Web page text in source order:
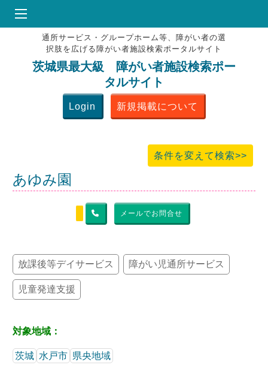
HOME
♥お気にりブックマーク
掲載会員MENU
よくある質問
通所サービス・グループホーム等、障がい者の選
択肢を広げる障がい者施設検索ポータルサイト
茨城県最大級 障がい者施設検索ポー
タルサイト
Login 新規掲載について
条件を変えて検索>>
あゆみ園
メールでお問合せ
放課後等デイサービス 障がい児通所サービス
児童発達支援
対象地域：
茨城 水戸市 県央地域